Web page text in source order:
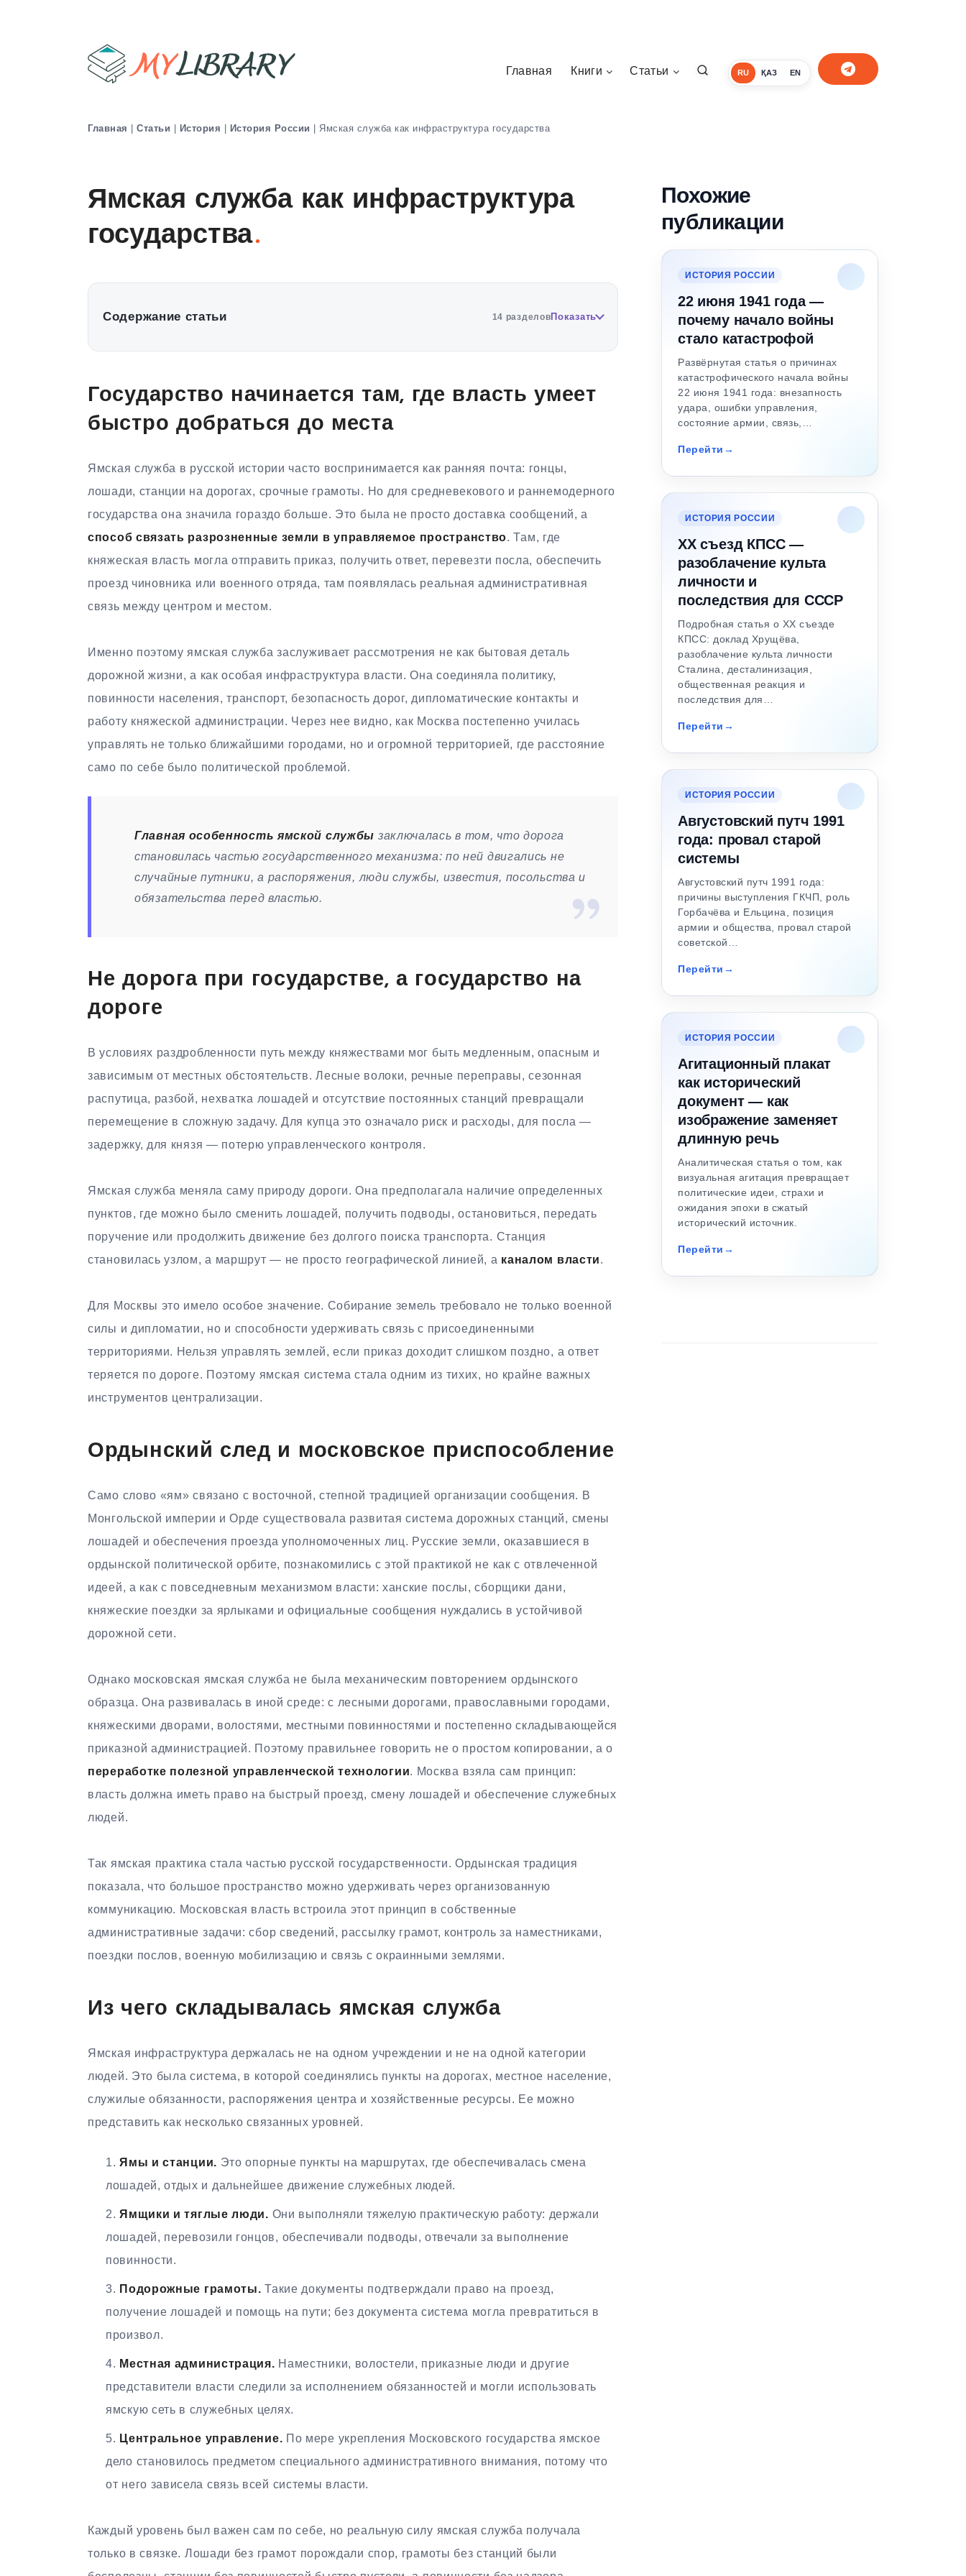
RU ҚАЗ EN
Главная Книги Статьи
Главная | Статьи | История | История России | Ямская служба как инфраструктура государства
Ямская служба как инфраструктура
государства
Содержание статьи 14 разделовПоказать
Государство начинается там, где власть умеет
быстро добраться до места
Ямская служба в русской истории часто воспринимается как ранняя почта: гонцы,
лошади, станции на дорогах, срочные грамоты. Но для средневекового и раннемодерного
государства она значила гораздо больше. Это была не просто доставка сообщений, а
способ связать разрозненные земли в управляемое пространство. Там, где
княжеская власть могла отправить приказ, получить ответ, перевезти посла, обеспечить
проезд чиновника или военного отряда, там появлялась реальная административная
связь между центром и местом.
Именно поэтому ямская служба заслуживает рассмотрения не как бытовая деталь
дорожной жизни, а как особая инфраструктура власти. Она соединяла политику,
повинности населения, транспорт, безопасность дорог, дипломатические контакты и
работу княжеской администрации. Через нее видно, как Москва постепенно училась
управлять не только ближайшими городами, но и огромной территорией, где расстояние
само по себе было политической проблемой.
Главная особенность ямской службы заключалась в том, что дорога
становилась частью государственного механизма: по ней двигались не
случайные путники, а распоряжения, люди службы, известия, посольства и
обязательства перед властью.
Не дорога при государстве, а государство на
дороге
В условиях раздробленности путь между княжествами мог быть медленным, опасным и
зависимым от местных обстоятельств. Лесные волоки, речные переправы, сезонная
распутица, разбой, нехватка лошадей и отсутствие постоянных станций превращали
перемещение в сложную задачу. Для купца это означало риск и расходы, для посла —
задержку, для князя — потерю управленческого контроля.
Ямская служба меняла саму природу дороги. Она предполагала наличие определенных
пунктов, где можно было сменить лошадей, получить подводы, остановиться, передать
поручение или продолжить движение без долгого поиска транспорта. Станция
становилась узлом, а маршрут — не просто географической линией, а каналом власти.
Для Москвы это имело особое значение. Собирание земель требовало не только военной
силы и дипломатии, но и способности удерживать связь с присоединенными
территориями. Нельзя управлять землей, если приказ доходит слишком поздно, а ответ
теряется по дороге. Поэтому ямская система стала одним из тихих, но крайне важных
инструментов централизации.
Ордынский след и московское приспособление
Само слово «ям» связано с восточной, степной традицией организации сообщения. В
Монгольской империи и Орде существовала развитая система дорожных станций, смены
лошадей и обеспечения проезда уполномоченных лиц. Русские земли, оказавшиеся в
ордынской политической орбите, познакомились с этой практикой не как с отвлеченной
идеей, а как с повседневным механизмом власти: ханские послы, сборщики дани,
княжеские поездки за ярлыками и официальные сообщения нуждались в устойчивой
дорожной сети.
Однако московская ямская служба не была механическим повторением ордынского
образца. Она развивалась в иной среде: с лесными дорогами, православными городами,
княжескими дворами, волостями, местными повинностями и постепенно складывающейся
приказной администрацией. Поэтому правильнее говорить не о простом копировании, а о
переработке полезной управленческой технологии. Москва взяла сам принцип:
власть должна иметь право на быстрый проезд, смену лошадей и обеспечение служебных
людей.
Так ямская практика стала частью русской государственности. Ордынская традиция
показала, что большое пространство можно удерживать через организованную
коммуникацию. Московская власть встроила этот принцип в собственные
административные задачи: сбор сведений, рассылку грамот, контроль за наместниками,
поездки послов, военную мобилизацию и связь с окраинными землями.
Из чего складывалась ямская служба
Ямская инфраструктура держалась не на одном учреждении и не на одной категории
людей. Это была система, в которой соединялись пункты на дорогах, местное население,
служилые обязанности, распоряжения центра и хозяйственные ресурсы. Ее можно
представить как несколько связанных уровней.
Ямы и станции. Это опорные пункты на маршрутах, где обеспечивалась смена
лошадей, отдых и дальнейшее движение служебных людей.
Ямщики и тяглые люди. Они выполняли тяжелую практическую работу: держали
лошадей, перевозили гонцов, обеспечивали подводы, отвечали за выполнение
повинности.
Подорожные грамоты. Такие документы подтверждали право на проезд,
получение лошадей и помощь на пути; без документа система могла превратиться в
произвол.
Местная администрация. Наместники, волостели, приказные люди и другие
представители власти следили за исполнением обязанностей и могли использовать
ямскую сеть в служебных целях.
Центральное управление. По мере укрепления Московского государства ямское
дело становилось предметом специального административного внимания, потому что
от него зависела связь всей системы власти.
Каждый уровень был важен сам по себе, но реальную силу ямская служба получала
только в связке. Лошади без грамот порождали спор, грамоты без станций были
Похожие
публикации
ИСТОРИЯ РОССИИ
22 июня 1941 года —
почему начало войны
стало катастрофой
Развёрнутая статья о причинах
катастрофического начала войны
22 июня 1941 года: внезапность
удара, ошибки управления,
состояние армии, связь,…
Перейти
ИСТОРИЯ РОССИИ
XX съезд КПСС —
разоблачение культа
личности и
последствия для СССР
Подробная статья о XX съезде
КПСС: доклад Хрущёва,
разоблачение культа личности
Сталина, десталинизация,
общественная реакция и
последствия для…
Перейти
ИСТОРИЯ РОССИИ
Августовский путч 1991
года: провал старой
системы
Августовский путч 1991 года:
причины выступления ГКЧП, роль
Горбачёва и Ельцина, позиция
армии и общества, провал старой
советской…
Перейти
ИСТОРИЯ РОССИИ
Агитационный плакат
как исторический
документ — как
изображение заменяет
длинную речь
Аналитическая статья о том, как
визуальная агитация превращает
политические идеи, страхи и
ожидания эпохи в сжатый
исторический источник.
Перейти